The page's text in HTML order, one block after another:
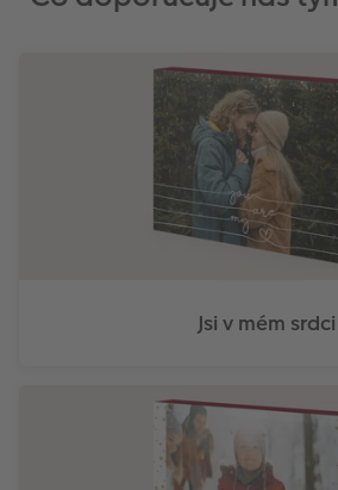
Jsi v mém srdci